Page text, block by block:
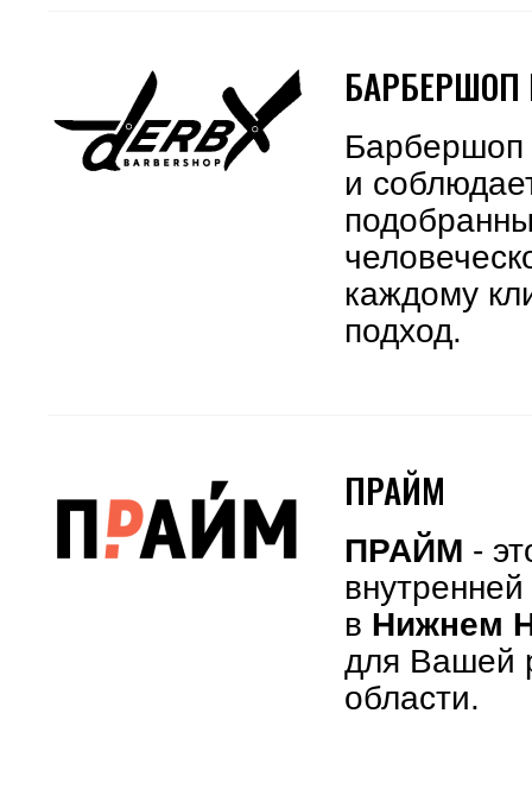
БАРБЕРШОП
Барбершоп
и
каждому
подход.
ПРАЙМ
ПРАЙМ -
в Нижнем
для Вашей
области.